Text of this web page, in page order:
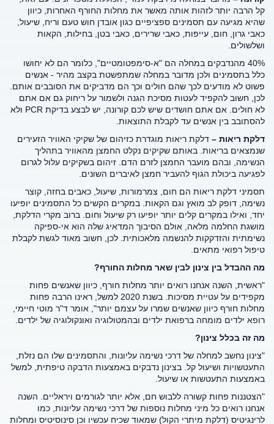
קל הרבה יותר לזהות אותה מאשר את מחלות החורף האחרות, כיוון
שהיא מגיעה עם תסמינים ספציפיים כגון אובדן חוש טעם וריח, שיעול,
כאבי גרון, חום, עייפות, כאבי שרירים, כאבי בטן, בחילות, הקאות
ושלשולים.
40% מהנדבקים במחלה הם "א-סימפטומטיים", כלומר הם לא יחושו
כלל בתסמינים ולכן מדובר במחלה שמתפשטת בקצב מהיר - אנשים
פשוט לא מודעים לכך שהם חולים וכך הם מדביקים את הסובבים אותם.
לכן, חשוב להקפיד לעטות מסיכת הגנה ולשמור על ריחוק גם אם אתם
לא חולים. אם אתם חושדים שיש לכם קורונה, יש לבצע בדיקת PCR ולא
להסתובב בין אנשים עד לקבלת התוצאות.
דלקת ריאות – דלקת ריאות מוגדרת כזיהום של שקיקי האוויר הזעירים
שנמצאים בריאות. באותם שקיקים נקלט החמצן מהאוויר בתהליך
הנשימה, ובהם מועבר החמצן לזרם הדם. זיהום בשקיקים עלול לגרום
לפגיעה ביכולת הגוף להעביר חמצן לאיברים השונים.
תסמיני דלקת ריאות הם חום, צמרמורות, שיעול, כאבים בחזה, קוצר
נשימה, דופק לב מואץ וגם הקאות. במקרים הקשים כל התסמינים יופיעו
יחד, ואילו במקרים קלים יותר יופיעו רק שיעול וחום. ברוב מקרי הדלקת,
מושגת החלמה מלאה, אולם הסיבוך המדאיג שלה הוא אי-ספיקה
נשימתית והזדקקות להנשמה מלאכותית. לכן, חשוב מאוד לגשת לקבלת
טיפול רפואי מתאים.
מה ההבדל בין צינון לבין שאר מחלות החורף?
"ראשית, השנה אנחנו רואים יותר מחלות חורף, כיוון שאנשים פחות
מקפידים על עטיית מסיכות. בשנת 2020 למשל, ראינו הרבה פחות
מחלות חורף כיוון שאנשים שמרו על עצמם יותר", אומר ד"ר מוטי חיימי,
רופא ילדים מומחה ברפואת ילדים ובהמטולוגיה ואונקולוגיה של ילדים.
מה זה בכלל צינון?
"צינון נחשב למחלה של דרכי נשימה עליונות, והתסמינים שלו הם נזלת,
התעטשויות ושיעול קל. בצינון נדבקים באמצעות הדבקה טיפתית, למשל
באמצעות התעטשות או שיעול.
"הצטננות פחות קשורה ללבוש חם, אלא יותר לגורמים ויראליים. השנה
אנחנו רואים כל מיני מחלות נוספות של דרכי נשימה עליונות, כמו
לרינגיטיס (דלקת מיתרי הקול) שמאוד שכיח עכשיו וכן סינוסיטיס ומחלות